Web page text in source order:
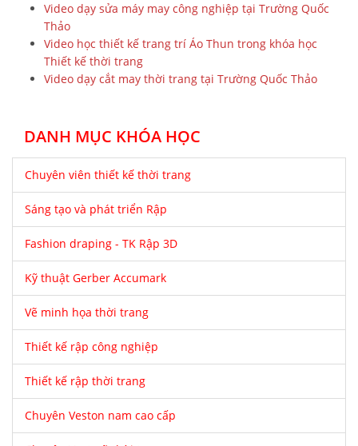
Video dạy sửa máy may công nghiệp tại Trường Quốc
Thảo
Video học thiết kế trang trí Áo Thun trong khóa học
Thiết kế thời trang
Video dạy cắt may thời trang tại Trường Quốc Thảo
DANH MỤC KHÓA HỌC
Chuyên viên thiết kế thời trang
Sáng tạo và phát triển Rập
Fashion draping - TK Rập 3D
Kỹ thuật Gerber Accumark
Vẽ minh họa thời trang
Thiết kế rập công nghiệp
Thiết kế rập thời trang
Chuyên Veston nam cao cấp